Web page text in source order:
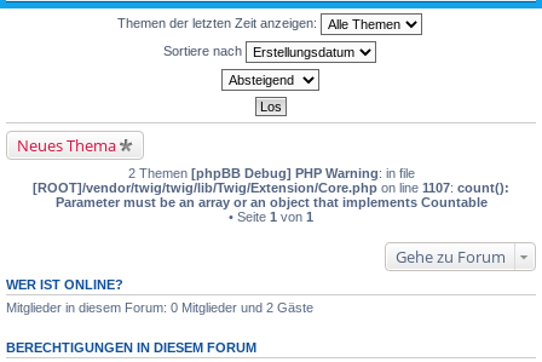
Themen der letzten Zeit anzeigen:
Sortiere nach
Neues Thema
2 Themen [phpBB Debug] PHP Warning: in file
[ROOT]/vendor/twig/twig/lib/Twig/Extension/Core.php on line 1107: count():
Parameter must be an array or an object that implements Countable
• Seite 1 von 1
Gehe zu Forum
WER IST ONLINE?
Mitglieder in diesem Forum: 0 Mitglieder und 2 Gäste
BERECHTIGUNGEN IN DIESEM FORUM